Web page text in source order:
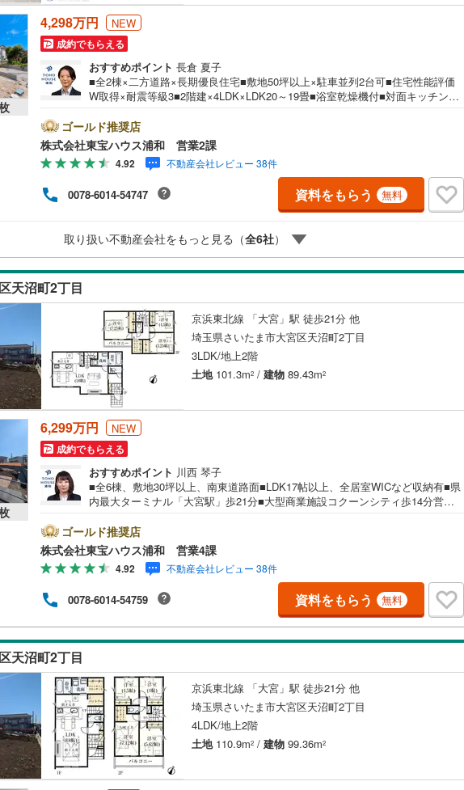
4,298万円 NEW
成約でもらえる
おすすめポイント 長倉 夏子
■全2棟×二方道路×長期優良住宅■敷地50坪以上×駐車並列2台可■住宅性能評価
W取得×耐震等級3■2階建×4LDK×LDK20～19畳■浴室乾燥機付■対面キッチン■
休）こちらの時間帯はお電話でのお問い合わせがスムーズにご案内できますぜ
ひお気軽にご連絡下さい！東宝ハウスライフソリューションズグループ 東宝
ハウス浦和 特別提携金利〔一例〕東宝ハウス浦和の住宅ローン■変動金利全期
間引下げプラン⇒住宅ローン金利優遇割の最大適用《0.89％》と某信用金庫金
利1.275％の比較借入金4000万円返済期間35年の総返済額の差額:303万円※2026
年7月末実行分まで（審査・要件があります）◇TOHO HOUSE CLUBで生涯の
安心をお届け◇東宝ハウスのライフパートナーが直接ご対応ライフプランニン
ゴールド推奨店
株式会社東宝ハウス浦和 営業2課
4.92 不動産会社レビュー 38件
0078-6014-54747 資料をもらう 無料
取り扱い不動産会社をもっと見る（全6社）
天沼町2丁目
京浜東北線 「大宮」駅 徒歩21分 他
埼玉県さいたま市大宮区天沼町2丁目
3LDK/地上2階
土地101.3m2 / 建物 89.43m2
6,299万円 NEW
成約でもらえる
おすすめポイント 川西 琴子
■全6棟、敷地30坪以上、南東道路面■LDK17帖以上、全居室WICなど収納有■県
内最大ターミナル「大宮駅」歩21分■大型商業施設コクーンシティ歩14分営業
ーズにご案内できますぜひお気軽にご連絡下さい！東宝ハウスライフソリュー
ションズグループ 東宝ハウス浦和 特別提携金利〔一例〕東宝ハウス浦和の
住宅ローン■変動金利全期間引下げプラン⇒住宅ローン金利優遇割の最大適用
《0.89％》と某信用金庫金利1.275％の比較借入金4000万円返済期間35年の総返
済額の差額:303万円※2026年7月末実行分まで（審査・要件があります）◇TOH
O HOUSE CLUBで生涯の安心をお届け◇東宝ハウスのライフパートナーが直接
ご対応ライフプランニング、かけつけサポート、Club Offプレミアムなど多彩な
サービスがございます
ゴールド推奨店
株式会社東宝ハウス浦和 営業4課
4.92 不動産会社レビュー 38件
0078-6014-54759 資料をもらう 無料
天沼町2丁目
京浜東北線 「大宮」駅 徒歩21分 他
埼玉県さいたま市大宮区天沼町2丁目
4LDK/地上2階
土地110.9m2 / 建物 99.36m2
収納
ウォークインクローゼット
（26 ）
即入居可能（1）
オンライン対応
IT重説可（15）
オンライン対応とは？